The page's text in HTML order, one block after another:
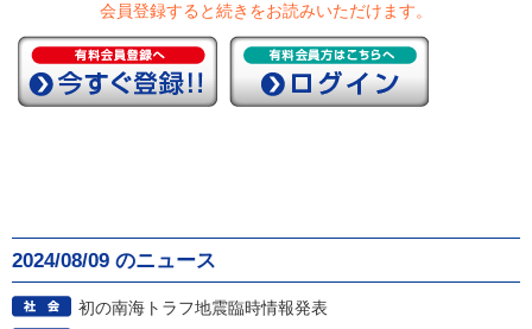
会員登録すると続きをお読みいただけます。
2024/08/09 のニュース
初の南海トラフ地震臨時情報発表